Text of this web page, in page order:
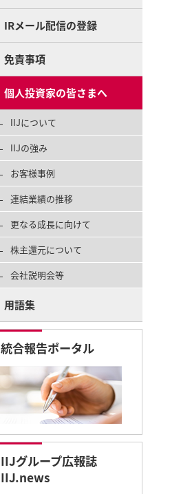
IRメール配信の登録
免責事項
個人投資家の皆さまへ
IIJについて
IIJの強み
お客様事例
連結業績の推移
更なる成長に向けて
株主還元について
会社説明会等
用語集
統合報告ポータル
IIJグループ広報誌
IIJ.news